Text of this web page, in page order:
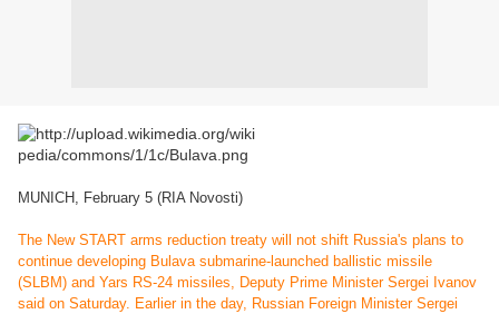
MUNICH, February 5 (RIA Novosti)
The New START arms reduction treaty will not shift Russia's plans to
continue developing Bulava submarine-launched ballistic missile
(SLBM) and Yars RS-24 missiles, Deputy Prime Minister Sergei Ivanov
said on Saturday. Earlier in the day, Russian Foreign Minister Sergei